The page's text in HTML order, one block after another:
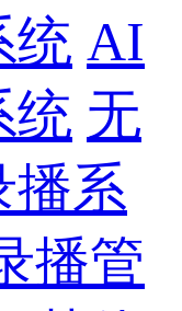
统 AI
统 无
播系
播管